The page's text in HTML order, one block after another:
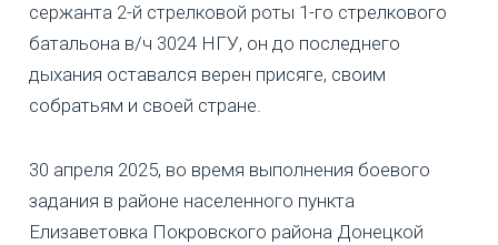
сержанта 2-й стрелковой роты 1-го стрелкового
батальона в/ч 3024 НГУ, он до последнего
дыхания оставался верен присяге, своим
собратьям и своей стране.
30 апреля 2025, во время выполнения боевого
задания в районе населенного пункта
Елизаветовка Покровского района Донецкой